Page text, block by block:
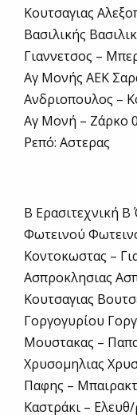
Κουτσαγιας
Βασιλικής
Γιαννετσος –
Αγ Μονής ΑΕΚ
Ανδριοπουλος –
Αγ Μονή – Ζάρκο
Ρεπό: Αστερας
Β Ερασιτεχνική
Φωτεινού
Κοντοκωστας –
Ασπροκλησιας
Κουτσαγιας
Γοργογυρίου
Μουστακας –
Χρυσομηλιας
Παφης –
Καστράκι – Ελευθ/